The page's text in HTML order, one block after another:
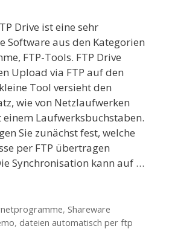
Drive ist eine sehr
Software aus den Kategorien
FTP-Tools. FTP Drive
Upload via FTP auf den
Tool versieht den
wie von Netzlaufwerken
Laufwerksbuchstaben.
Sie zunächst fest, welche
per FTP übertragen
Synchronisation kann auf …
, Shareware
, dateien automatisch per ftp